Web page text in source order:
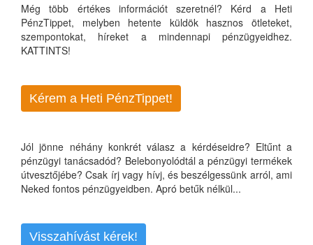
Még több értékes információt szeretnél? Kérd a Heti
PénzTippet, melyben hetente küldök hasznos ötleteket,
szempontokat, híreket a mindennapi pénzügyeidhez.
KATTINTS!
Kérem a Heti PénzTippet!
Jól jönne néhány konkrét válasz a kérdéseidre? Eltűnt a
pénzügyi tanácsadód? Belebonyolódtál a pénzügyi termékek
útvesztőjébe? Csak írj vagy hívj, és beszélgessünk arról, ami
Neked fontos pénzügyeidben. Apró betűk nélkül...
Visszahívást kérek!